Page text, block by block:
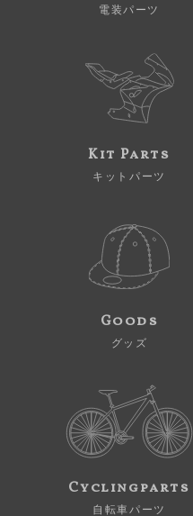
電装パーツ
Kit Parts
キットパーツ
Goods
グッズ
Cyclingparts
自転車パーツ